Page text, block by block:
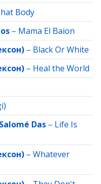
Body
– Mama El Baion
– Black Or White
– Heal the World
Das – Life Is
– Whatever